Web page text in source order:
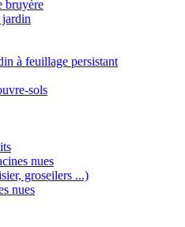
bruyère
à feuillage persistant
sols
nues
groseilers ...)
nues